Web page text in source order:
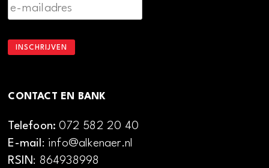
CONTACT EN BANK
Telefoon:072 582 20 40
E-mail: info@alkenaer.nl
RSIN: 864938998